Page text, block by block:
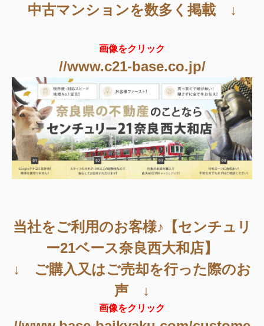
中古マンションを数多く掲載 ↓
画像をクリック
//www.c21-base.co.jp/
当社をご利用のお客様♪【センチュリ
ー21ベース奈良西大和店】
↓ ご購入又はご売却を行った際のお
声 ↓
画像をクリック